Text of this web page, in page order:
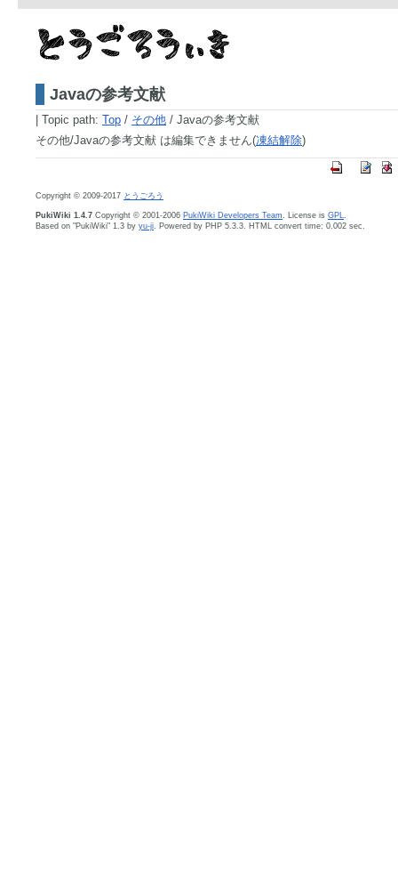
Javaの参考文献
Topic path: Top / その他 / Javaの参考文献
その他/Javaの参考文献 は編集できません(凍結解除)
Copyright © 2009-2017 とうごろう
PukiWiki 1.4.7 Copyright © 2001-2006 PukiWiki Developers Team. License is GPL.
Based on "PukiWiki" 1.3 by yu-ji. Powered by PHP 5.3.3. HTML convert time: 0.002 sec.